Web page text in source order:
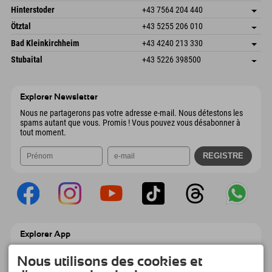
Autriche
Réservation
Schmiedau 2
6272 Kaltenbach im Zillertal
Autriche
Enregistrer l'adresse
Informations d'arrivée
Réservation
Hinterstoder +43 7564 204 440
Freizeitpark 10
Autriche
Enregistrer l'adresse
Réservation
Ötztal +43 5255 206 010
Gscheat 14
6441 Umhausen
Autriche
Enregistrer l'adresse
Informations d'arrivée
Réservation
Bad Kleinkirchheim +43 4240 213 330
Dorfstraße 24
Enregistrer l'adresse
Stubaital +43 5226 398500
Explorer Newsletter
Nous ne partagerons pas votre adresse e-mail. Nous détestons les
spams autant que vous. Promis ! Vous pouvez vous désabonner à
tout moment.
Explorer App
Explorer à emporter avec aperçu de vos
réservations, liste de choses à faire, aperçu
Nous utilisons des cookies et